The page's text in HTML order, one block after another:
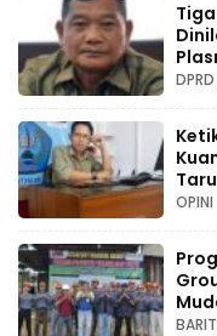
OPINI